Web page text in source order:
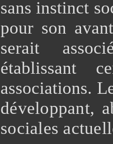
sans instinct
pour son
serait
établissant
associations.
développant,
sociales